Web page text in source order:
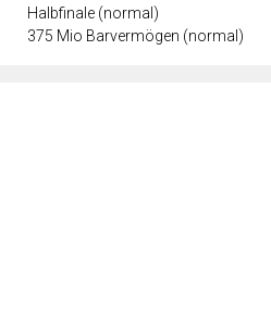
Halbfinale (normal)
375 Mio Barvermögen (normal)